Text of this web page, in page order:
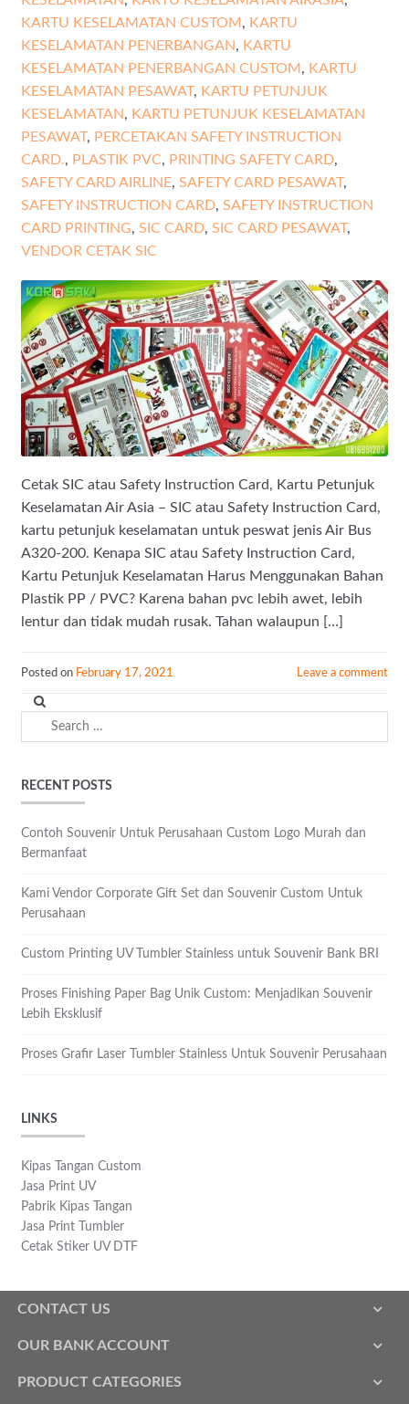
KARTU KESELAMATAN CUSTOM , KARTU
KESELAMATAN PENERBANGAN, KARTU
KESELAMATAN PENERBANGAN CUSTOM , KARTU
KESELAMATAN PESAWAT, KARTU PETUNJUK
KESELAMATAN, KARTU PETUNJUK KESELAMATAN
PESAWAT, PERCETAKAN SAFETY INSTRUCTION
CARD., PLASTIK PVC, PRINTING SAFETY CARD,
SAFETY CARD AIRLINE, SAFETY CARD PESAWAT,
SAFETY INSTRUCTION CARD, SAFETY INSTRUCTION
CARD PRINTING, SIC CARD, SIC CARD PESAWAT,
VENDOR CETAK SIC
Cetak SIC atau Safety Instruction Card, Kartu Petunjuk
Keselamatan Air Asia – SIC atau Safety Instruction Card,
kartu petunjuk keselamatan untuk peswat jenis Air Bus
A320-200. Kenapa SIC atau Safety Instruction Card,
Kartu Petunjuk Keselamatan Harus Menggunakan Bahan
Plastik PP / PVC? Karena bahan pvc lebih awet, lebih
lentur dan tidak mudah rusak. Tahan walaupun […]
Posted on February 17, 2021 Leave a comment
Search
for:
RECENT POSTS
Contoh Souvenir Untuk Perusahaan Custom Logo Murah dan
Bermanfaat
Kami Vendor Corporate Gift Set dan Souvenir Custom Untuk
Perusahaan
Custom Printing UV Tumbler Stainless untuk Souvenir Bank BRI
Proses Finishing Paper Bag Unik Custom: Menjadikan Souvenir
Lebih Eksklusif
Proses Grafir Laser Tumbler Stainless Untuk Souvenir Perusahaan
LINKS
Kipas Tangan Custom
Jasa Print UV
Pabrik Kipas Tangan
Jasa Print Tumbler
Cetak Stiker UV DTF
CONTACT US
OUR BANK ACCOUNT
PRODUCT CATEGORIES